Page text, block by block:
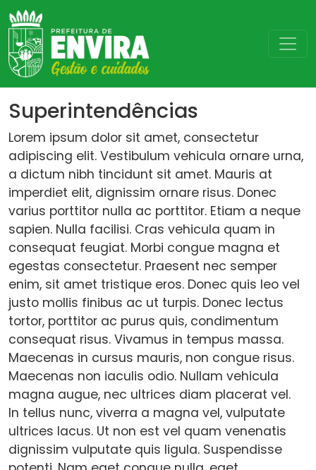
Superintendências
Lorem ipsum dolor sit amet, consectetur
adipiscing elit. Vestibulum vehicula ornare urna,
a dictum nibh tincidunt sit amet. Mauris at
imperdiet elit, dignissim ornare risus. Donec
varius porttitor nulla ac porttitor. Etiam a neque
sapien. Nulla facilisi. Cras vehicula quam in
consequat feugiat. Morbi congue magna et
egestas consectetur. Praesent nec semper
enim, sit amet tristique eros. Donec quis leo vel
justo mollis finibus ac ut turpis. Donec lectus
tortor, porttitor ac purus quis, condimentum
consequat risus. Vivamus in tempus massa.
Maecenas in cursus mauris, non congue risus.
Maecenas non iaculis odio. Nullam vehicula
magna augue, nec ultrices diam placerat vel.
In tellus nunc, viverra a magna vel, vulputate
ultrices lacus. Ut non est vel quam venenatis
dignissim vulputate quis ligula. Suspendisse